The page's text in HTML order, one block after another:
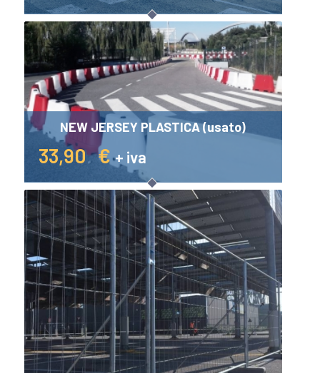
NEW JERSEY PLASTICA (usato)
33,90 € + iva